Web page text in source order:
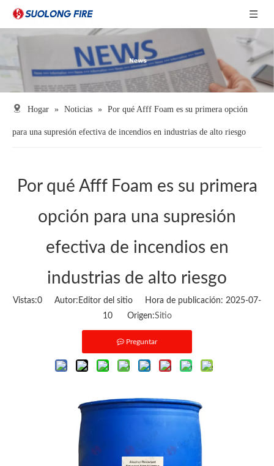
Hogar » Noticias » Por qué Afff Foam es su primera opción
para una supresión efectiva de incendios en industrias de alto riesgo
Por qué Afff Foam es su primera
opción para una supresión
efectiva de incendios en
industrias de alto riesgo
Vistas:0 Autor:Editor del sitio Hora de publicación: 2025-07-
10 Origen:Sitio
Preguntar